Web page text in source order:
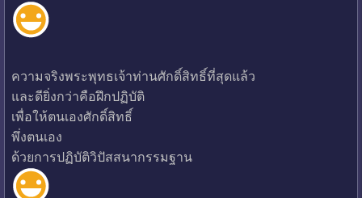
ความจริงพระพุทธเจ้าท่านศักดิ์สิทธิ์ที่สุดแล้ว
และดียิ่งกว่าคือฝึกปฏิบัติ
เพื่อให้ตนเองศักดิ์สิทธิ์
พึ่งตนเอง
ด้วยการปฏิบัติวิปัสสนากรรมฐาน